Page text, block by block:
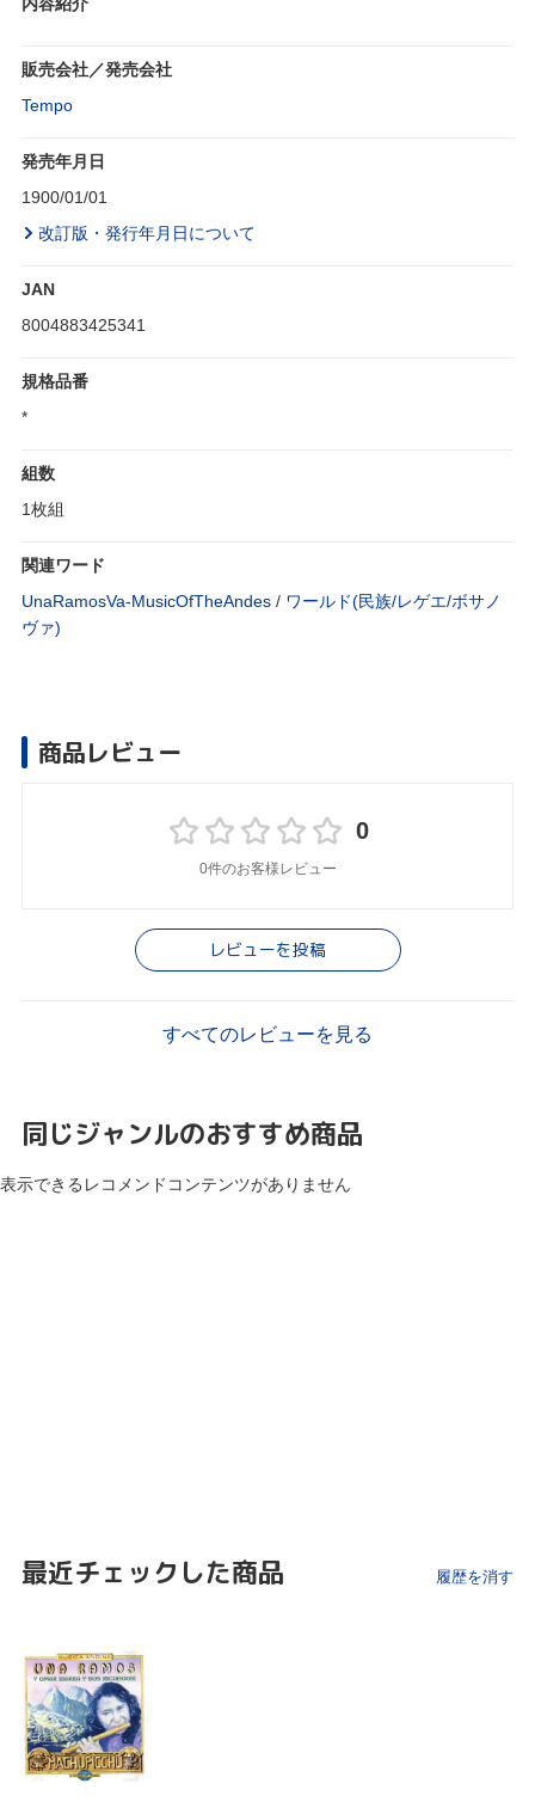
内容紹介
販売会社／発売会社
Tempo
発売年月日
1900/01/01
改訂版・発行年月日について
JAN
8004883425341
規格品番
*
組数
1枚組
関連ワード
UnaRamosVa-MusicOfTheAndes / ワールド(民族/レゲエ/ボサノ
ヴァ)
商品レビュー
0
0件のお客様レビュー
レビューを投稿
すべてのレビューを見る
同じジャンルのおすすめ商品
表示できるレコメンドコンテンツがありません
最近チェックした商品 履歴を消す